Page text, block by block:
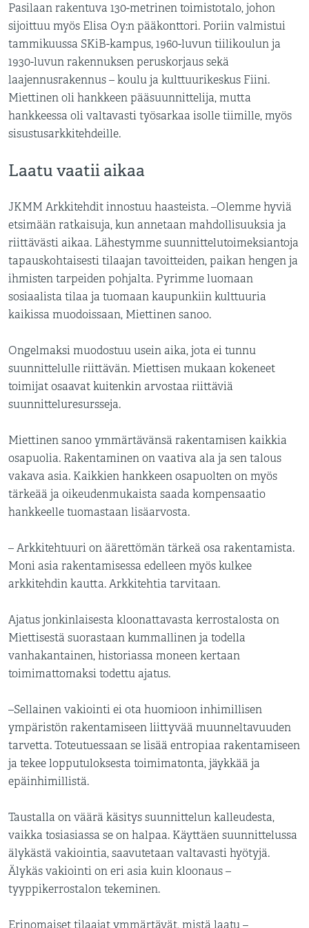
Pasilaan rakentuva 130-metrinen toimistotalo, johon
sijoittuu myös Elisa Oy:n pääkonttori. Poriin valmistui
tammikuussa SKiB-kampus, 1960-luvun tiilikoulun ja
1930-luvun rakennuksen peruskorjaus sekä
laajennusrakennus – koulu ja kulttuurikeskus Fiini.
Miettinen oli hankkeen pääsuunnittelija, mutta
hankkeessa oli valtavasti työsarkaa isolle tiimille, myös
sisustusarkkitehdeille.
Laatu vaatii aikaa
JKMM Arkkitehdit innostuu haasteista. –Olemme hyviä
etsimään ratkaisuja, kun annetaan mahdollisuuksia ja
riittävästi aikaa. Lähestymme suunnittelutoimeksiantoja
tapauskohtaisesti tilaajan tavoitteiden, paikan hengen ja
ihmisten tarpeiden pohjalta. Pyrimme luomaan
sosiaalista tilaa ja tuomaan kaupunkiin kulttuuria
kaikissa muodoissaan, Miettinen sanoo.
Ongelmaksi muodostuu usein aika, jota ei tunnu
suunnittelulle riittävän. Miettisen mukaan kokeneet
toimijat osaavat kuitenkin arvostaa riittäviä
suunnitteluresursseja.
Miettinen sanoo ymmärtävänsä rakentamisen kaikkia
osapuolia. Rakentaminen on vaativa ala ja sen talous
vakava asia. Kaikkien hankkeen osapuolten on myös
tärkeää ja oikeudenmukaista saada kompensaatio
hankkeelle tuomastaan lisäarvosta.
– Arkkitehtuuri on äärettömän tärkeä osa rakentamista.
Moni asia rakentamisessa edelleen myös kulkee
arkkitehdin kautta. Arkkitehtia tarvitaan.
Ajatus jonkinlaisesta kloonattavasta kerrostalosta on
Miettisestä suorastaan kummallinen ja todella
vanhakantainen, historiassa moneen kertaan
toimimattomaksi todettu ajatus.
–Sellainen vakiointi ei ota huomioon inhimillisen
ympäristön rakentamiseen liittyvää muunneltavuuden
tarvetta. Toteutuessaan se lisää entropiaa rakentamiseen
ja tekee lopputuloksesta toimimatonta, jäykkää ja
epäinhimillistä.
Taustalla on väärä käsitys suunnittelun kalleudesta,
vaikka tosiasiassa se on halpaa. Käyttäen suunnittelussa
älykästä vakiointia, saavutetaan valtavasti hyötyjä.
Älykäs vakiointi on eri asia kuin kloonaus –
tyyppikerrostalon tekeminen.
Erinomaiset tilaajat ymmärtävät, mistä laatu –